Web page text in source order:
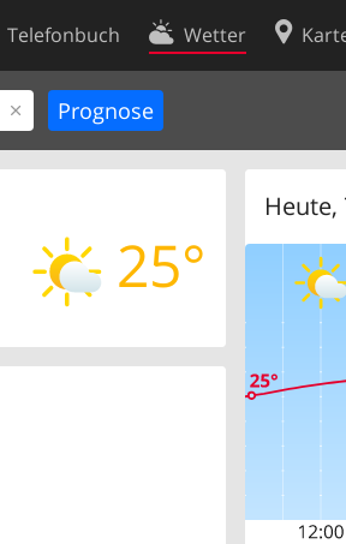
Telefonbuch Wetter
25°
Heute,
Kontakt
Nutzungsbedingungen